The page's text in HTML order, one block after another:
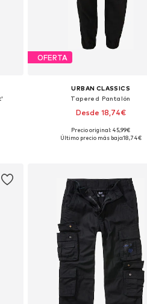
OFERTA
URBAN CLASSICS
Tapered Pantalón
Desde 18,74€
Disponible en muchas tallas
Precio original: 45,99€
Último precio más bajo:18,74€